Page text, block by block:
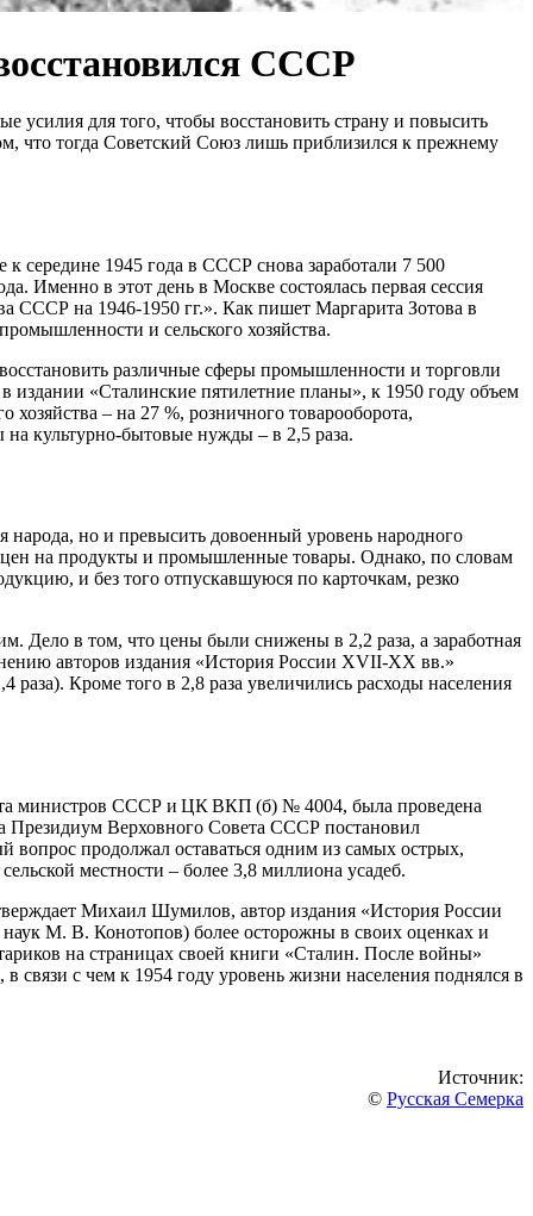
СССР
усилия для того, чтобы восстановить страну и повысить
что тогда Советский Союз лишь приблизился к прежнему
к середине 1945 года в СССР снова заработали 7 500
Именно в этот день в Москве состоялась первая сессия
СССР на 1946-1950 гг.». Как пишет Маргарита Зотова в
и сельского хозяйства.
различные сферы промышленности и торговли
издании «Сталинские пятилетние планы», к 1950 году объем
– на 27 %, розничного товарооборота,
на культурно-бытовые нужды – в 2,5 раза.
народа, но и превысить довоенный уровень народного
на продукты и промышленные товары. Однако, по словам
и без того отпускавшуюся по карточкам, резко
Дело в том, что цены были снижены в 2,2 раза, а заработная
авторов издания «История России XVII-ХХ вв.»
Кроме того в 2,8 раза увеличились расходы населения
министров СССР и ЦК ВКП (б) № 4004, была проведена
Президиум Верховного Совета СССР постановил
продолжал оставаться одним из самых острых,
местности – более 3,8 миллиона усадеб.
Михаил Шумилов, автор издания «История России
наук М. В. Конотопов) более осторожны в своих оценках и
на страницах своей книги «Сталин. После войны»
связи с чем к 1954 году уровень жизни населения поднялся в
Источник:
© Русская Семерка